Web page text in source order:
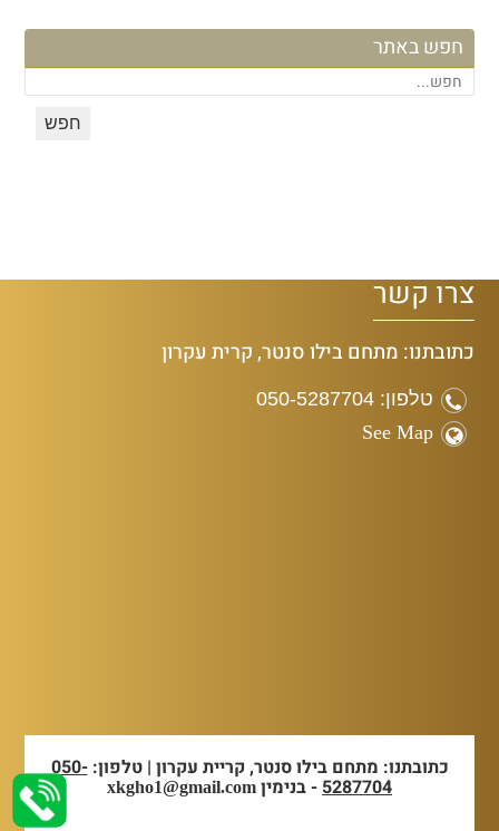
חפש באתר
צרו קשר
כתובתנו: מתחם בילו סנטר, קרית עקרון
טלפון: 050-5287704
See Map
כתובתנו: מתחם בילו סנטר, קריית עקרון | טלפון:050-
5287704- בנימין xkgho1@gmail.com